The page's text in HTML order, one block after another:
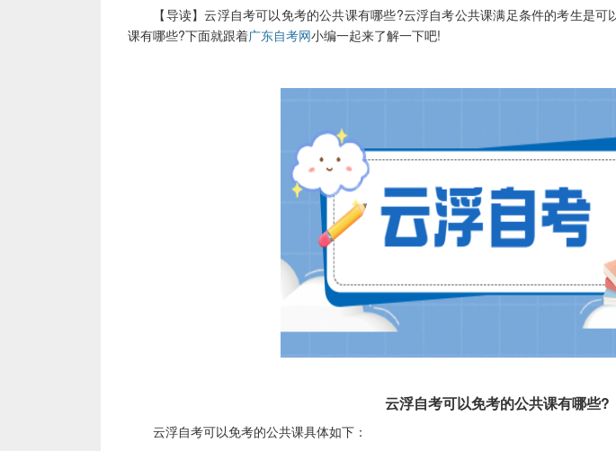
【导读】云浮自考可以免考的公共课有哪些?云浮自考公共课满足条件的考生是可
课有哪些?下面就跟着广东自考网小编一起来了解一下吧!
云浮自考可以免考的公共课有哪些?
云浮自考可以免考的公共课具体如下：